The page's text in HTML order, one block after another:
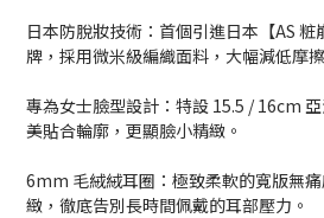
日本防脫妝技術：首個引進日本【AS
牌，採用微米級編織面料，大幅減低摩
專為女士臉型設計：特設 15.5 / 16cm
美貼合輪廓，更顯臉小精緻。
6mm 毛絨絨耳圈：極致柔軟的寬版無
緻，徹底告別長時間佩戴的耳部壓力。